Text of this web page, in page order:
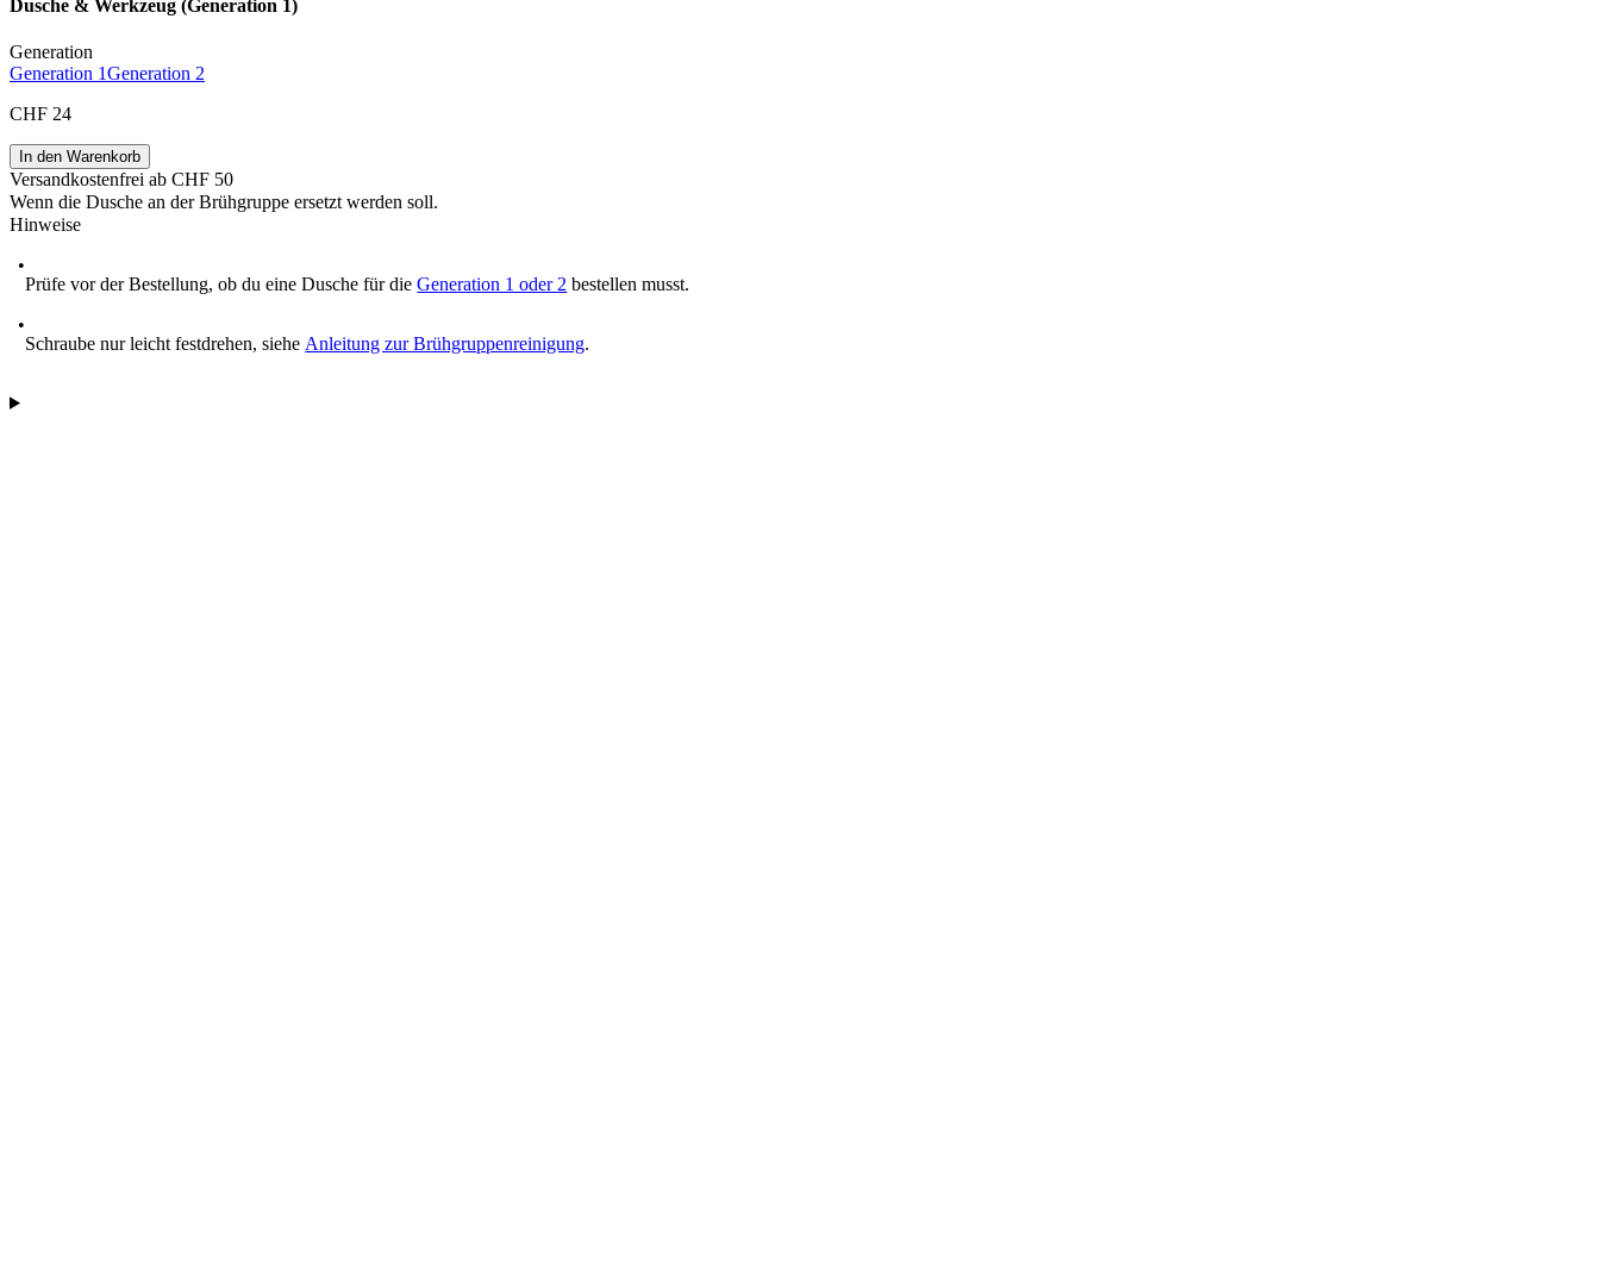
Dusche & Werkzeug (Generation 1)
Generation
Generation 1Generation 2
CHF 24
In den Warenkorb
Versandkostenfrei ab CHF 50
Wenn die Dusche an der Brühgruppe ersetzt werden soll.
Hinweise
Prüfe vor der Bestellung, ob du eine Dusche für dieGeneration 1 oder 2 bestellen musst.
Schraube nur leicht festdrehen, siehe Anleitung zur Brühgruppenreinigung.